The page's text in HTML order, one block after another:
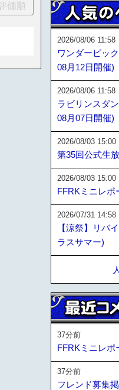
価順
2026/08/06 11:58
ワンダーピッ
08月12日開催)
2026/08/06 11:58
ラビリンスダ
08月07日開催)
2026/08/03 15:00
第35回公式生
2026/08/03 15:00
FFRKミニレポ
2026/07/31 14:58
【涼祭】リバ
ラスサマー)
37分前
FFRKミニレポ
37分前
フレンド募集